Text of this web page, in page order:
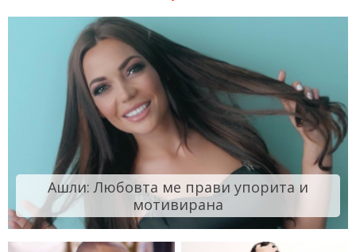
Ашли: Любовта ме прави упорита и
мотивирана